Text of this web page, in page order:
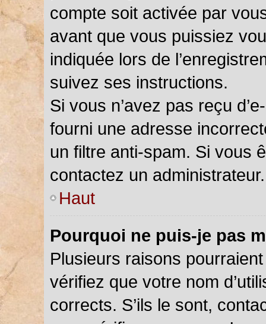
compte soit activée par
avant que vous puissiez
indiquée lors de
suivez ses instructions.
Si vous n’avez pas reçu
fourni une adresse
un filtre anti-spam. Si vous
contactez un administrateur.
Haut
Pourquoi ne puis-je pas
Plusieurs raisons
vérifiez que votre nom
corrects. S’ils le sont,